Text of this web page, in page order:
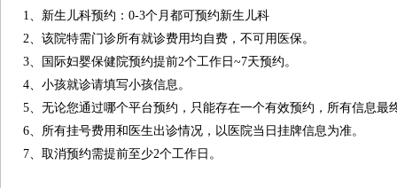
1、新生儿科预约：0-3个月都可预约新生儿科
2、该院特需门诊所有就诊费用均自费，不可用医保。
3、国际妇婴保健院预约提前2个工作日~7天预约。
4、小孩就诊请填写小孩信息。
5、无论您通过哪个平台预约，只能存在一个有效预约，所有信息最
6、所有挂号费用和医生出诊情况，以医院当日挂牌信息为准。
7、取消预约需提前至少2个工作日。